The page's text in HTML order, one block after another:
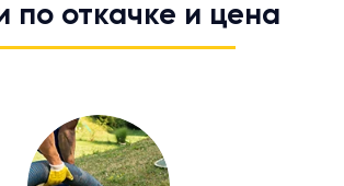
по откачке и цена